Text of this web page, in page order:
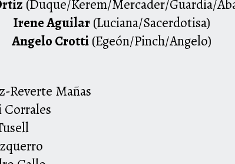
(Duque/Kerem/Mercader/Guardia/
Irene Aguilar(Luciana/Sacerdotisa)
Angelo Crotti(Egeón/Pinch/Angelo)
Reverte Mañas
Corrales